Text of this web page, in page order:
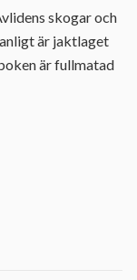
skogar och
är jaktlaget
är fullmatad